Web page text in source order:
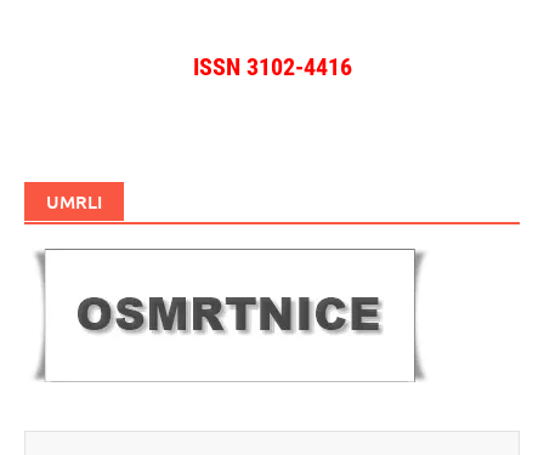
ISSN 3102-4416
UMRLI